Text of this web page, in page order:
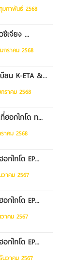
ภาพันธ์ 2568
เจียง ...
กราคม 2568
ยน K-ETA &...
ราคม 2568
ฮอกไกโด ท...
าคม 2568
กไกโด EP...
าคม 2567
กไกโด EP...
าคม 2567
กไกโด EP...
วาคม 2567